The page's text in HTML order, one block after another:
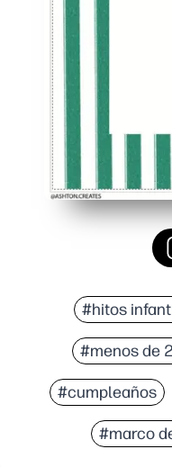
#hitos
#menos de
#cumpleaños
#marco